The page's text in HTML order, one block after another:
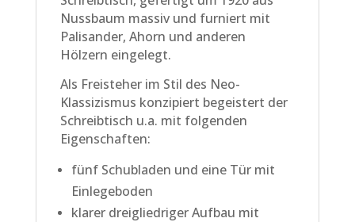
Nussbaum massiv und furniert mit
Palisander, Ahorn und anderen
Hölzern eingelegt.
Als Freisteher im Stil des Neo-
Klassizismus konzipiert begeistert der
Schreibtisch u.a. mit folgenden
Eigenschaften:
fünf Schubladen und eine Tür mit
Einlegeboden
klarer dreigliedriger Aufbau mit